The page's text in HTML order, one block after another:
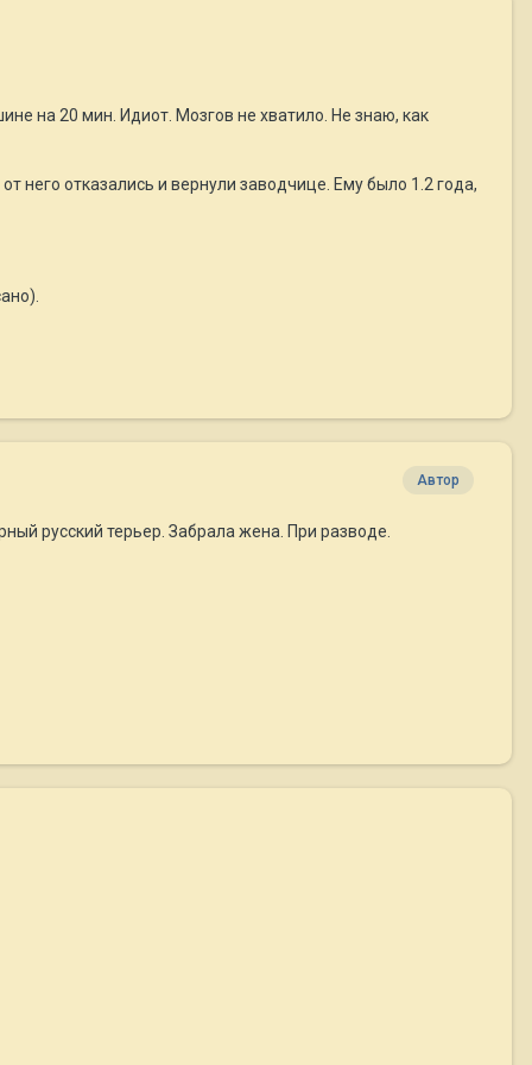
на 20 мин. Идиот. Мозгов не хватило. Не знаю, как
отказались и вернули заводчице. Ему было 1.2 года,
Автор
русский терьер. Забрала жена. При разводе.